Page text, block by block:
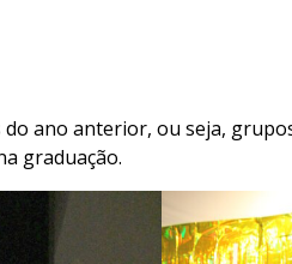
ano anterior, ou seja,
graduação.